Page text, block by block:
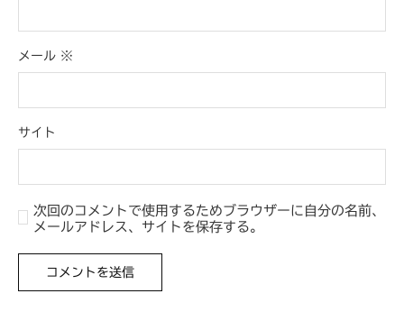
メール ※
サイト
次回のコメントで使用するためブラウザーに自分の名前、
メールアドレス、サイトを保存する。